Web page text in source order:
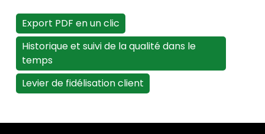
Export PDF en un clic
Historique et suivi de la qualité dans le
temps
Levier de fidélisation client